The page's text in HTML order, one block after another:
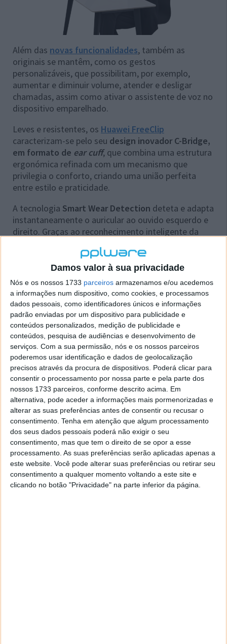
Damos valor à sua privacidade
Nós e os nossos 1733 parceiros armazenamos e/ou acedemos
a informações num dispositivo, como cookies, e processamos
dados pessoais, como identificadores únicos e informações
padrão enviadas por um dispositivo para publicidade e
conteúdos personalizados, medição de publicidade e
conteúdos, pesquisa de audiências e desenvolvimento de
serviços. Com a sua permissão, nós e os nossos parceiros
poderemos usar identificação e dados de geolocalização
precisos através da procura de dispositivos. Poderá clicar para
consentir o processamento por nossa parte e pela parte dos
nossos 1733 parceiros, conforme descrito acima. Em
alternativa, pode aceder a informações mais pormenorizadas e
alterar as suas preferências antes de consentir ou recusar o
consentimento. Tenha em atenção que algum processamento
dos seus dados pessoais poderá não exigir o seu
consentimento, mas que tem o direito de se opor a esse
processamento. As suas preferências serão aplicadas apenas a
este website. Você pode alterar suas preferências ou retirar seu
consentimento a qualquer momento voltando a este site e
clicando no botão "Privacidade" na parte inferior da página.
Além das novas funcionalidades, também as
originais se mantêm, como os gestos
personalizáveis, que possibilitam, por exemplo,
aumentar e diminuir volume, atender e desligar
chamadas, assim como ativar o assistente de voz no
dispositivo emparelhado.
Leves e resistentes, os Huawei FreeClip
caracterizam-se pelo seu design inovador C-Bridge,
em formato de ear cuff, que combina uma estrutura
ergonómica refinada com um mecanismo que
privilegia o conforto, criando uma união perfeita
entre estilo e praticidade.
A tecnologia Smart Wear Detection deteta e adapta
instantaneamente o auricular ao ouvido esquerdo e
direito. Graças ao reconhecimento inteligente da
utilização confortável
Contam com a classificaçãoIP54 de resistência à
água e ao suor, o que torna este dispositivo apto
para acompanhar os utilizadores durante os treinos
físicos. Enquanto mergulham numa experiência
sonora de elevada qualidade, os utilizadores
conseguem ter consciência do ambiente à sua volta,
o que é extremamente útil em contexto de corrida ou
caminhada em áreas movimentadas.